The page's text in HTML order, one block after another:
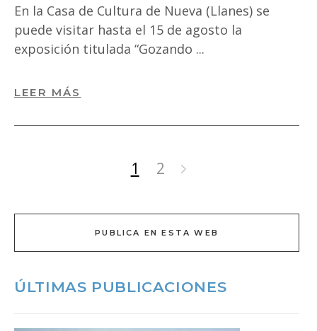
En la Casa de Cultura de Nueva (Llanes) se
puede visitar hasta el 15 de agosto la
exposición titulada “Gozando
LEER MÁS
1 2
PUBLICA EN ESTA WEB
ÚLTIMAS PUBLICACIONES